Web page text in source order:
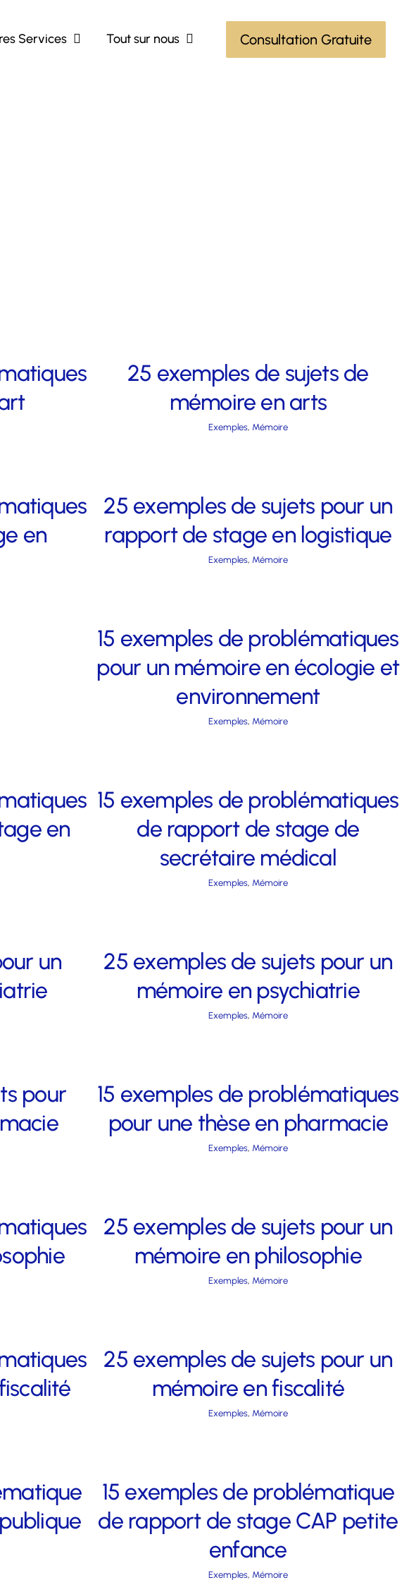
Services Tout sur nous Consultation Gratuite
25 exemples de sujets de
mémoire en arts
Exemples, Mémoire
en
25 exemples de sujets pour un
rapport de stage en logistique
Exemples, Mémoire
15 exemples de problématiques
pour un mémoire en écologie et
environnement
Exemples, Mémoire
en
15 exemples de problématiques
de rapport de stage de
secrétaire médical
Exemples, Mémoire
un
25 exemples de sujets pour un
mémoire en psychiatrie
Exemples, Mémoire
pour
15 exemples de problématiques
pour une thèse en pharmacie
Exemples, Mémoire
25 exemples de sujets pour un
mémoire en philosophie
Exemples, Mémoire
25 exemples de sujets pour un
mémoire en fiscalité
Exemples, Mémoire
15 exemples de problématique
de rapport de stage CAP petite
enfance
Exemples, Mémoire